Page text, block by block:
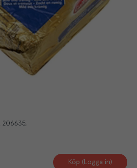
206635
Köp (Logga in)